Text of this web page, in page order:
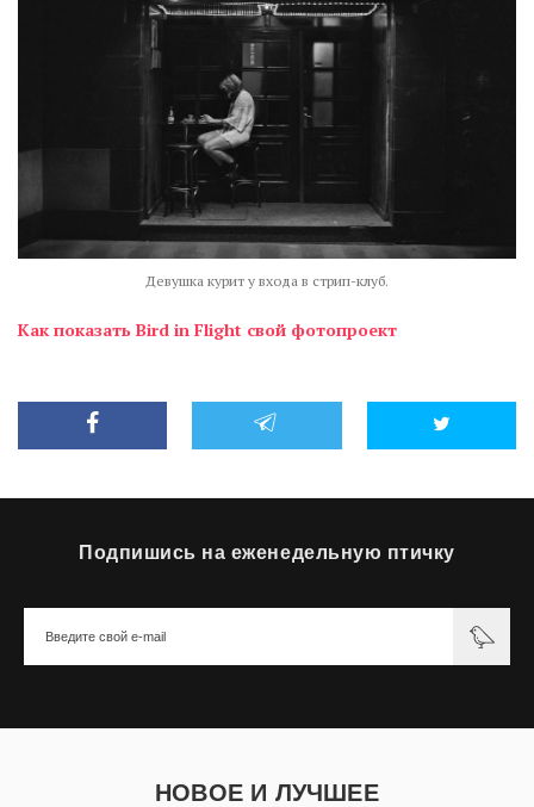
Девушка курит у входа в стрип-клуб.
Как показать Bird in Flight свой фотопроект
Подпишись на еженедельную птичку
НОВОЕ И ЛУЧШЕЕ